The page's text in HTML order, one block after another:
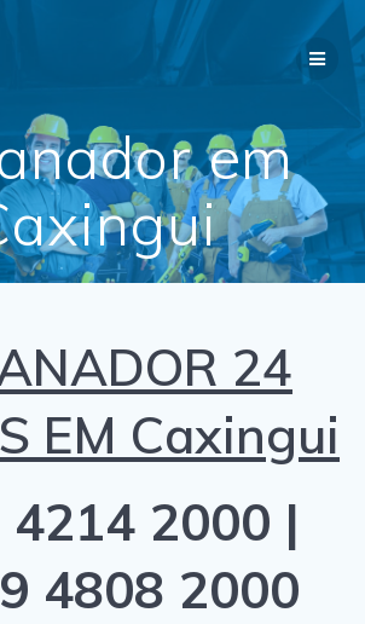
em
24
EM Caxingui
4214 2000 |
4808 2000